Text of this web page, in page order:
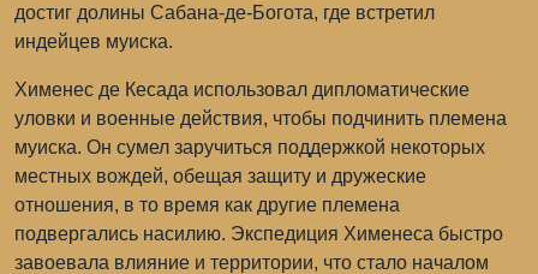
достиг долины Сабана-де-Богота, где встретил
индейцев муиска.
Хименес де Кесада использовал дипломатические
уловки и военные действия, чтобы подчинить племена
муиска. Он сумел заручиться поддержкой некоторых
местных вождей, обещая защиту и дружеские
отношения, в то время как другие племена
подвергались насилию. Экспедиция Хименеса быстро
завоевала влияние и территории, что стало началом